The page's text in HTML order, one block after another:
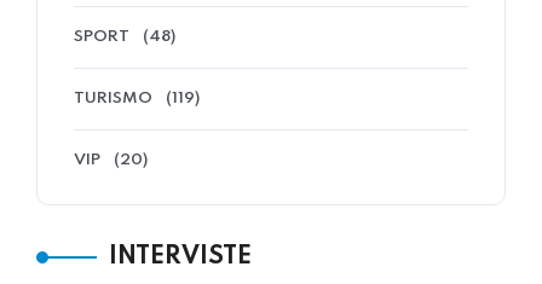
SPORT (48)
TURISMO (119)
VIP (20)
INTERVISTE